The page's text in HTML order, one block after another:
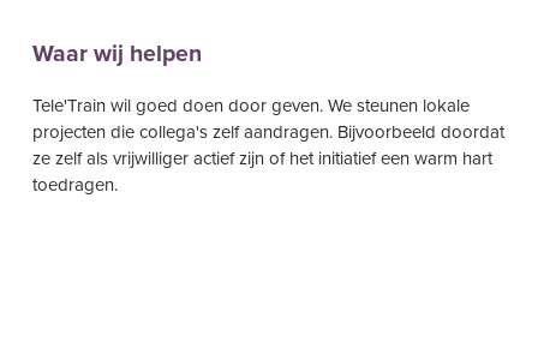
Waar wij helpen
Tele'Train wil goed doen door geven. We steunen lokale
projecten die collega's zelf aandragen. Bijvoorbeeld doordat
ze zelf als vrijwilliger actief zijn of het initiatief een warm hart
toedragen.